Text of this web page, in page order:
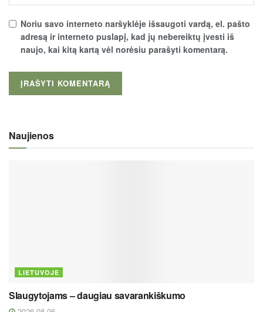
Noriu savo interneto naršyklėje išsaugoti vardą, el. pašto
adresą ir interneto puslapį, kad jų nebereiktų įvesti iš
naujo, kai kitą kartą vėl norėsiu parašyti komentarą.
Naujienos
LIETUVOJE
Slaugytojams – daugiau savarankiškumo